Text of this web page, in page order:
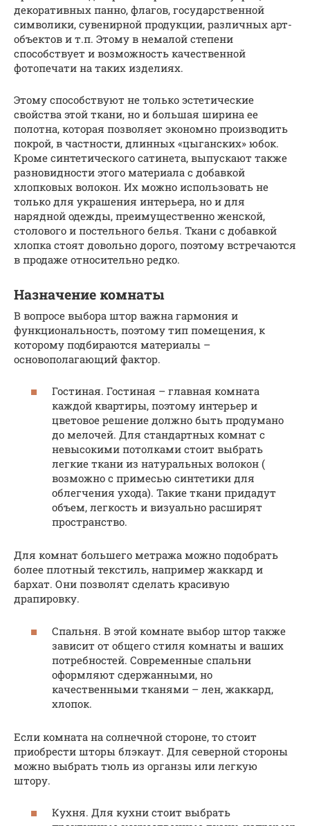
декоративных панно, флагов, государственной
символики, сувенирной продукции, различных арт-
объектов и т.п. Этому в немалой степени
способствует и возможность качественной
фотопечати на таких изделиях.
Этому способствуют не только эстетические
свойства этой ткани, но и большая ширина ее
полотна, которая позволяет экономно производить
покрой, в частности, длинных «цыганских» юбок.
Кроме синтетического сатинета, выпускают также
разновидности этого материала с добавкой
хлопковых волокон. Их можно использовать не
только для украшения интерьера, но и для
нарядной одежды, преимущественно женской,
столового и постельного белья. Ткани с добавкой
хлопка стоят довольно дорого, поэтому встречаются
в продаже относительно редко.
Назначение комнаты
В вопросе выбора штор важна гармония и
функциональность, поэтому тип помещения, к
которому подбираются материалы –
основополагающий фактор.
Гостиная. Гостиная – главная комната
каждой квартиры, поэтому интерьер и
цветовое решение должно быть продумано
до мелочей. Для стандартных комнат с
невысокими потолками стоит выбрать
легкие ткани из натуральных волокон (
возможно с примесью синтетики для
облегчения ухода). Такие ткани придадут
объем, легкость и визуально расширят
пространство.
Для комнат большего метража можно подобрать
более плотный текстиль, например жаккард и
бархат. Они позволят сделать красивую
драпировку.
Спальня. В этой комнате выбор штор также
зависит от общего стиля комнаты и ваших
потребностей. Современные спальни
оформляют сдержанными, но
качественными тканями – лен, жаккард,
хлопок.
Если комната на солнечной стороне, то стоит
приобрести шторы блэкаут. Для северной стороны
можно выбрать тюль из органзы или легкую
штору.
Кухня. Для кухни стоит выбрать